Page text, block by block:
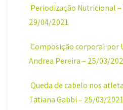
Periodização Nutricional –
29/04/2021
Composição corporal por
Andrea Pereira – 25/03/
Queda de cabelo nos
Tatiana Gabbi – 25/03/2021